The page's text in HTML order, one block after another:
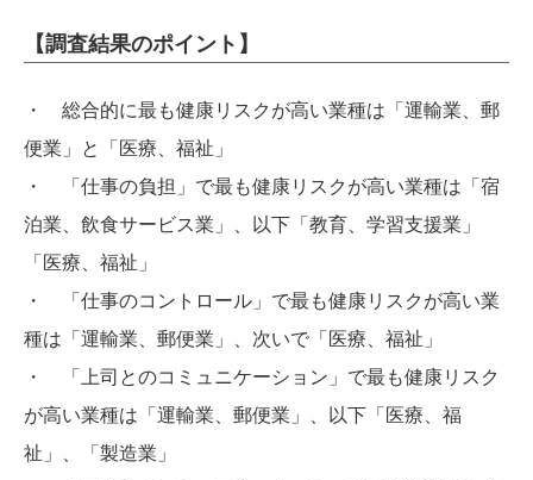
【調査結果のポイント】
・ 総合的に最も健康リスクが高い業種は「運輸業、郵
便業」と「医療、福祉」
・ 「仕事の負担」で最も健康リスクが高い業種は「宿
泊業、飲食サービス業」、以下「教育、学習支援業」
「医療、福祉」
・ 「仕事のコントロール」で最も健康リスクが高い業
種は「運輸業、郵便業」、次いで「医療、福祉」
・ 「上司とのコミュニケーション」で最も健康リスク
が高い業種は「運輸業、郵便業」、以下「医療、福
祉」、「製造業」